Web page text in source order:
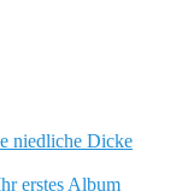
niedliche Dicke
erstes Album